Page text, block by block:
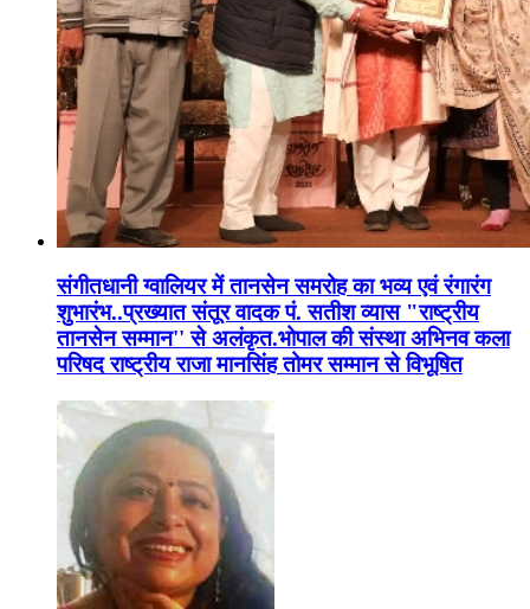
संगीतधानी ग्वालियर में तानसेन समरोह का भव्य एवं रंगारंग
शुभारंभ..प्रख्यात संतूर वादक पं. सतीश व्यास "राष्ट्रीय
तानसेन सम्मान'' से अलंकृत.भोपाल की संस्था अभिनव कला
परिषद राष्ट्रीय राजा मानसिंह तोमर सम्मान से विभूषित